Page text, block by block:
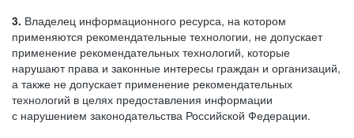
3. Владелец информационного ресурса, на котором
применяются рекомендательные технологии, не допускает
применение рекомендательных технологий, которые
нарушают права и законные интересы граждан и организаций,
а также не допускает применение рекомендательных
технологий в целях предоставления информации
с нарушением законодательства Российской Федерации.